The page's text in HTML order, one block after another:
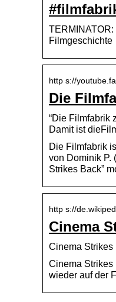
Filmgeschichte
http s://
Die
“Die Filmfabrik
Damit ist
Die Filmfabrik
von Dominik P.
Strikes Back”
http s://
Cinema
Cinema Strikes
Cinema Strikes
wieder auf der